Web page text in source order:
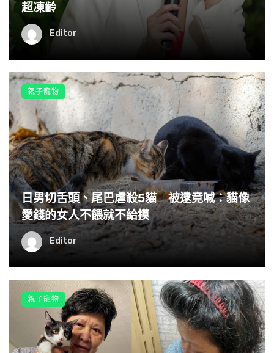
超凍齡
Editor
日男切舌頭、尾巴虐殺5貓 被逮竟喊：貓像
愛錢的女人不餵就不給摸
Editor
親子寵物
親子寵物